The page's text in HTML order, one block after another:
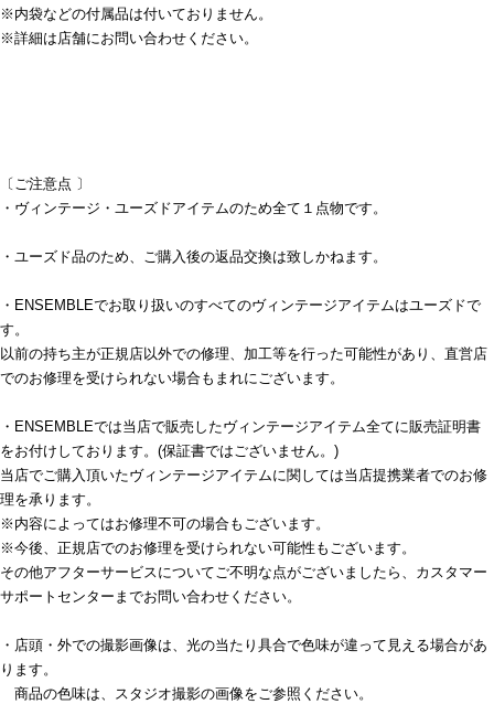
※内袋などの付属品は付いておりません。
※詳細は店舗にお問い合わせください。
〔ご注意点 〕
・ヴィンテージ・ユーズドアイテムのため全て１点物です。
・ユーズド品のため、ご購入後の返品交換は致しかねます。
・ENSEMBLEでお取り扱いのすべてのヴィンテージアイテムはユーズドで
す。
以前の持ち主が正規店以外での修理、加工等を行った可能性があり、直営店
でのお修理を受けられない場合もまれにございます。
・ENSEMBLEでは当店で販売したヴィンテージアイテム全てに販売証明書
をお付けしております。(保証書ではございません。)
当店でご購入頂いたヴィンテージアイテムに関しては当店提携業者でのお修
理を承ります。
※内容によってはお修理不可の場合もございます。
※今後、正規店でのお修理を受けられない可能性もございます。
その他アフターサービスについてご不明な点がございましたら、カスタマー
サポートセンターまでお問い合わせください。
・店頭・外での撮影画像は、光の当たり具合で色味が違って見える場合があ
ります。
商品の色味は、スタジオ撮影の画像をご参照ください。